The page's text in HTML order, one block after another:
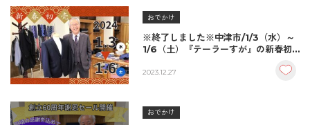
おでかけ
※終了しました※中津市/1/3（水）～
1/6（土）『テーラーすが』の新春初
2023.12.27
おでかけ